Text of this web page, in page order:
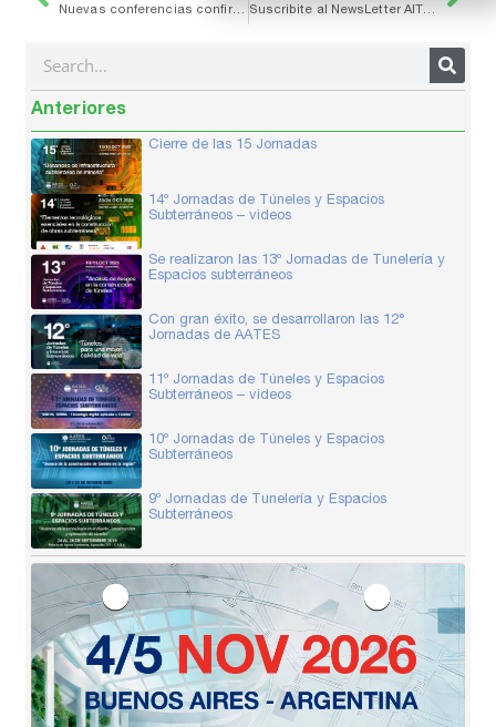
Nuevas conferencias confirmadas Suscribite al NewsLetter AITES
Search
Anteriores
Cierre de las 15 Jornadas
14º Jornadas de Túneles y Espacios
Subterráneos – videos
Se realizaron las 13º Jornadas de Tunelería y
Espacios subterráneos
Con gran éxito, se desarrollaron las 12°
Jornadas de AATES
11º Jornadas de Túneles y Espacios
Subterráneos – videos
10º Jornadas de Túneles y Espacios
Subterráneos
9º Jornadas de Tunelería y Espacios
Subterráneos